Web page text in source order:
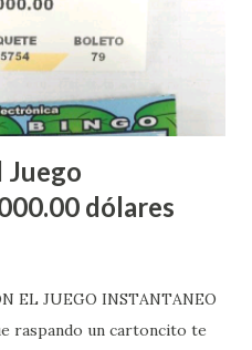
de los sorteos locales (
Pega 4 ) se les informará
Juego
dólares
EL JUEGO INSTANTANEO
raspando un cartoncito te